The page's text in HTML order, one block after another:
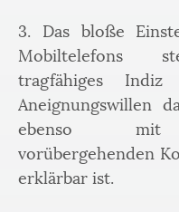
3. Das bloße
Mobiltelefons
tragfähiges
Aneignungswillen
ebenso
vorübergehenden
erklärbar ist.